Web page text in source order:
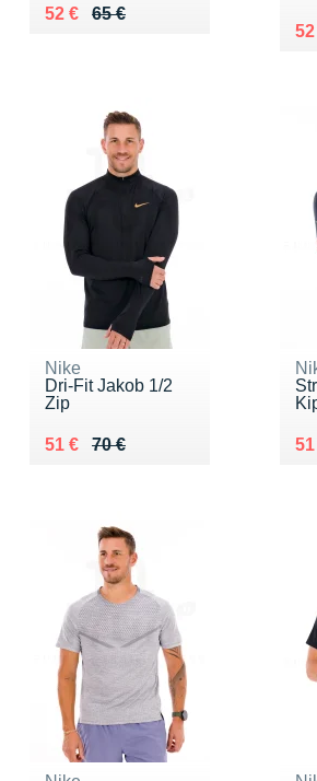
65 €
Au lieu de 65 €
52 €
Vendu 52 €
Nike
Dri-Fit Jakob 1/2
Zip
70 €
Au lieu de 70 €
51 €
Vendu 51 €